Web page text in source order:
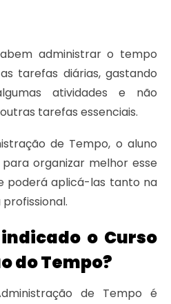
administrar o tempo
tarefas diárias, gastando
atividades e não
tarefas essenciais.
de Tempo, o aluno
organizar melhor esse
poderá aplicá-las tanto na
o Curso
do Tempo?
de Tempo é